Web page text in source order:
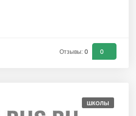
Отзывы: 0 0
ШКОЛЫ